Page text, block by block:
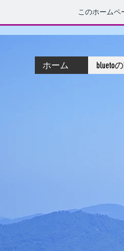
このホームペ
京都・丹後
ホーム blueto